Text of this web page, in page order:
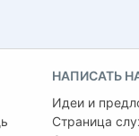
НАПИСАТЬ
Идеи и
Страница